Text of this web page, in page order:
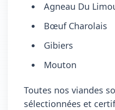
Agneau Du
Bœuf Charolais
Gibiers
Mouton
Toutes nos viandes
sélectionnées et